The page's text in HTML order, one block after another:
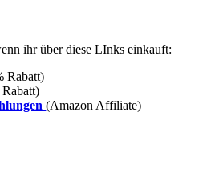
ihr über diese LInks einkauft:
Rabatt)
(Amazon Affiliate)